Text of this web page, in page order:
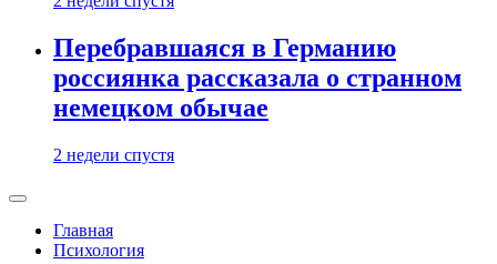
Перебравшаяся в Германию
россиянка рассказала о странном
немецком обычае
2 недели спустя
Главная
Психология